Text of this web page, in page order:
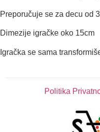
Preporučuje se za decu od
Dimezije igračke oko 15cm
Igračka se sama
Politika